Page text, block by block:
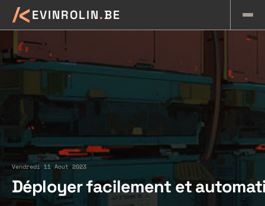
KEVINROLIN.BE
Vendredi 11 Aout 2023
Déployer facilement et